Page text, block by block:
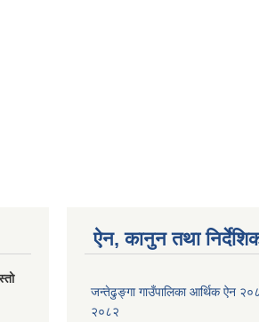
ऐन, कानुन तथा
जन्तेढुङ्गा गाउँपालिका आर्थिक ऐन
२०८२